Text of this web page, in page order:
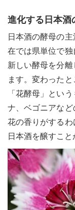
進化する日本酒
日本酒の酵母の
在では県単位で
新しい酵母を分
ます。変わった
「花酵母」とい
ナ、ベゴニアなど
花の香りがする
日本酒を醸すこと